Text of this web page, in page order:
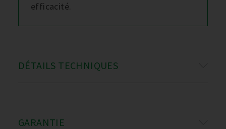
efficacité.
DÉTAILS TECHNIQUES
GARANTIE